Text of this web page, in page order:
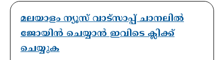
മലയാളം ന്യൂസ് വാട്സാപ്പ് ചാനലിൽ
ജോയിൻ ചെയ്യാൻ ഇവിടെ ക്ലിക്ക്
ചെയ്യുക